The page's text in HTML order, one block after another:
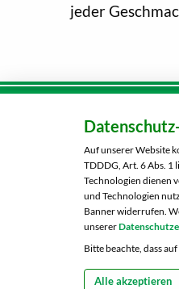
jeder
Karriere
Über uns
Auf unserer Website
TDDDG, Art. 6 Abs. 1
Technologien dienen
und Technologien
Banner widerrufen.
unserer
Bitte beachte, dass
Alle akzeptieren